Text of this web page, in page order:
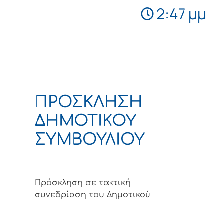
2:47 μμ
ΠΡΟΣΚΛΗΣΗ
ΔΗΜΟΤΙΚΟΥ
ΣΥΜΒΟΥΛΙΟΥ
Πρόσκληση σε τακτική
συνεδρίαση του Δημοτικού